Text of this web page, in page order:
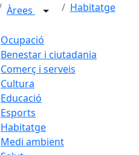
Àrees Habitatge
Ocupació
Benestar i ciutadania
Comerç i serveis
Cultura
Educació
Esports
Habitatge
Medi ambient